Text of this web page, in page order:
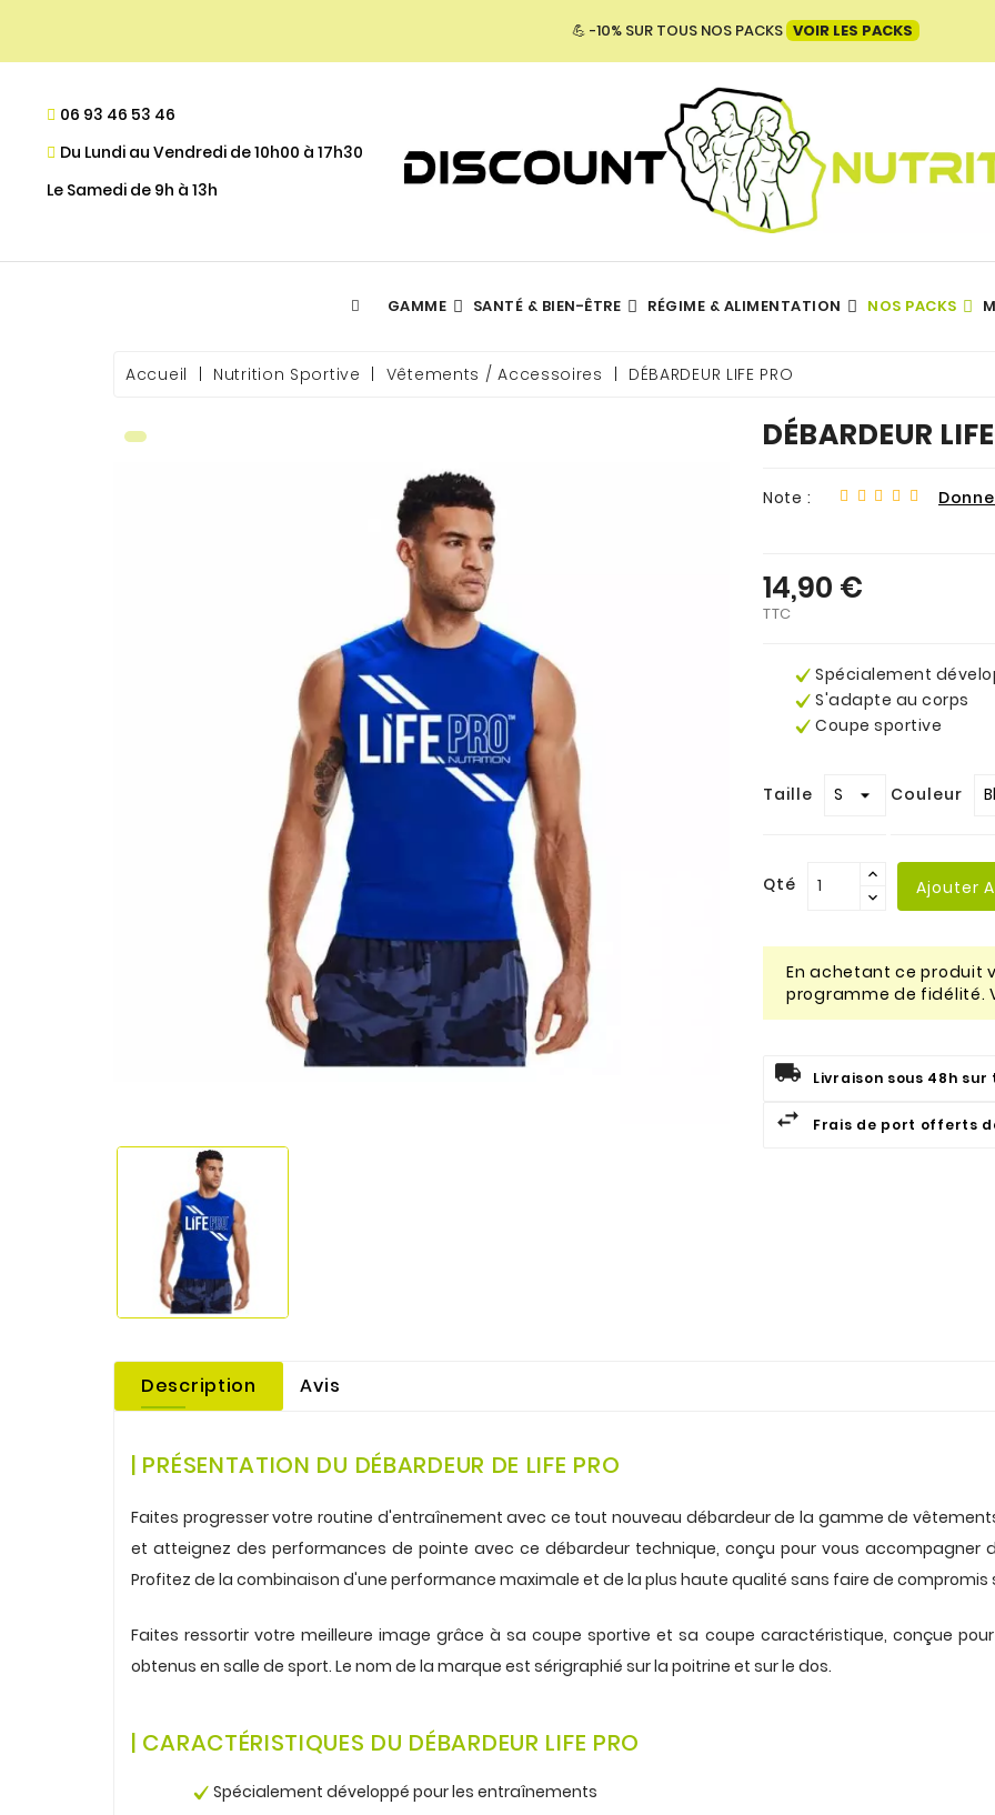
💪 -10% SUR TOUS NOS PACKS VOIR LES PACKS
06 93 46 53 46
Du Lundi au Vendredi de 10h00 à 17h30
Le Samedi de 9h à 13h
GAMME SANTÉ & BIEN-ÊTRE RÉGIME & ALIMENTATION NOS PACKS
Accueil Nutrition Sportive Vêtements / Accessoires DÉBARDEUR LIFE PRO
DÉBARDEUR
Note :
14,90 €
TTC
Spécialement
S'adapte au corps
Coupe sportive
Taille Couleur
Qté Ajouter
En achetant ce produit
programme de fidélité.
Livraison sous 48h sur
Frais de port offerts
Description Avis
| PRÉSENTATION DU DÉBARDEUR DE LIFE PRO
Faites progresser votre routine d'entraînement avec ce tout nouveau débardeur de la gamme de
et atteignez des performances de pointe avec ce débardeur technique, conçu pour vous accompagner
Profitez de la combinaison d'une performance maximale et de la plus haute qualité sans faire de compromis
Faites ressortir votre meilleure image grâce à sa coupe sportive et sa coupe caractéristique, conçue
obtenus en salle de sport. Le nom de la marque est sérigraphié sur la poitrine et sur le dos.
| CARACTÉRISTIQUES DU DÉBARDEUR LIFE PRO
Spécialement développé pour les entraînements